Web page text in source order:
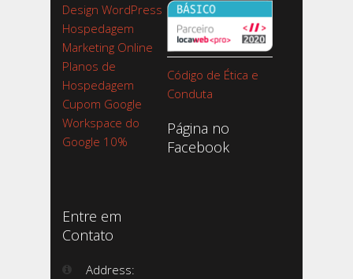
Design WordPress
Hospedagem
Marketing Online
Planos de
Hospedagem
Cupom Google
Workspace do
Google 10%
Código de Ética e
Conduta
Página no
Facebook
Entre em
Contato
Address: